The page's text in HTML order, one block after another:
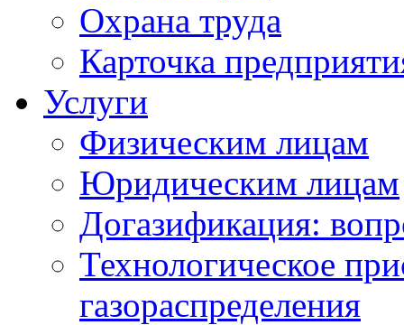
Охрана труда
Карточка
Услуги
Физическим лицам
Юридическим лицам
Догазификация:
Технологическое
газораспределения